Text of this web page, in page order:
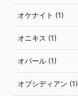
オケナイト (1)
オニキス (1)
オパール (1)
オブシディアン (1)